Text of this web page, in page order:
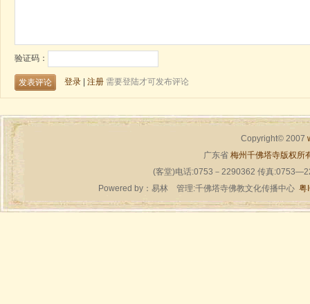
Copyright© 2007
广东省 梅州千佛塔寺版权所
(客堂)电话:0753－2290362 传真
Powered by： 易林管理:千佛塔寺佛教文化传播中心 粤